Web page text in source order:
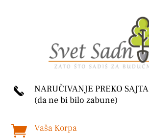
NARUČIVANJE PREKO SAJTA
(da ne bi bilo zabune)
 Vaša Korpa